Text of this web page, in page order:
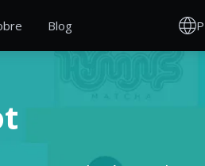
Blog